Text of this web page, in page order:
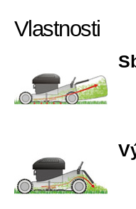
Vlastnosti